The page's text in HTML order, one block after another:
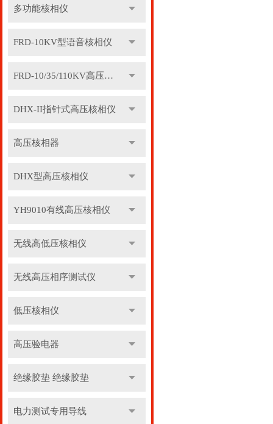
多功能核相仪
FRD-10KV型语音核相仪
FRD-10/35/110KV高压语音核相器
DHX-II指针式高压核相仪
高压核相器
DHX型高压核相仪
YH9010有线高压核相仪
无线高低压核相仪
无线高压相序测试仪
低压核相仪
高压验电器
绝缘胶垫 绝缘胶垫
电力测试专用导线